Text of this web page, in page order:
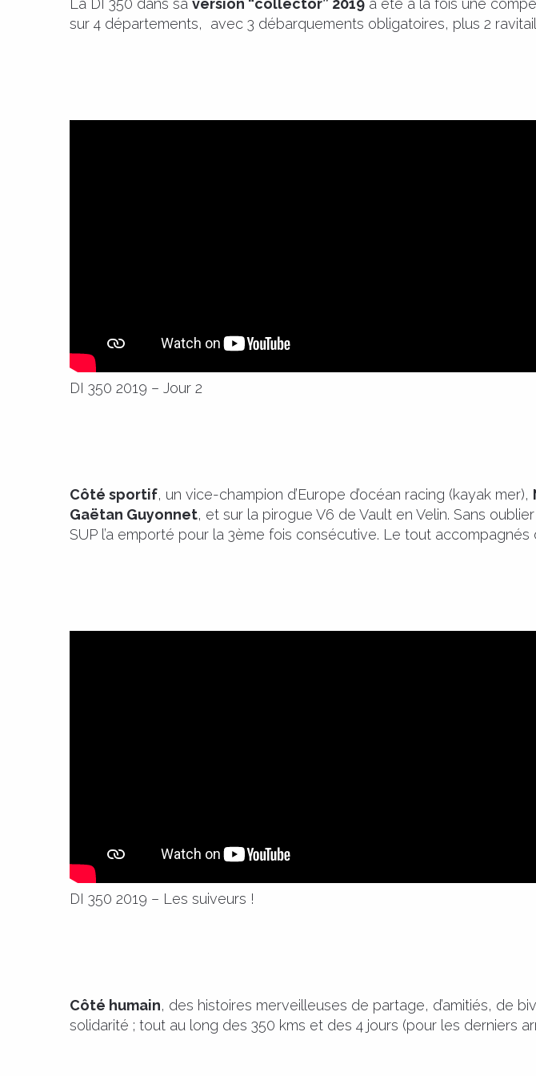
La DI 350 dans sa version “collector” 2019 a été à la fois une
sur 4 départements, avec 3 débarquements obligatoires, plus 2
DI 350 2019 – Jour 2
Côté sportif, un vice-champion d’Europe d’océan racing (kayak mer),
Gaëtan Guyonnet, et sur la pirogue V6 de Vault en Velin. Sans
SUP l’a emporté pour la 3ème fois consécutive. Le tout accompagnés
DI 350 2019 – Les suiveurs !
Côté humain, des histoires merveilleuses de partage, d’amitiés, de
solidarité ; tout au long des 350 kms et des 4 jours (pour les derniers